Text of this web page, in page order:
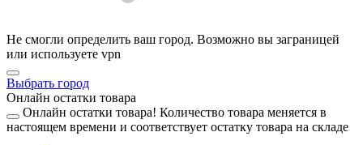
Не смогли определить ваш город. Возможно вы заграницей
или используете vpn
Выбрать город
Онлайн остатки товара
Онлайн остатки товара! Количество товара меняется в
настоящем времени и соответствует остатку товара на складе